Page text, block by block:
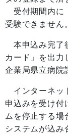
受付期間内に
受験できません。
本申込み完了
カード」を出力
企業局県立病院
インターネッ
申込みを受け付
ムを停止する場
システムが込み